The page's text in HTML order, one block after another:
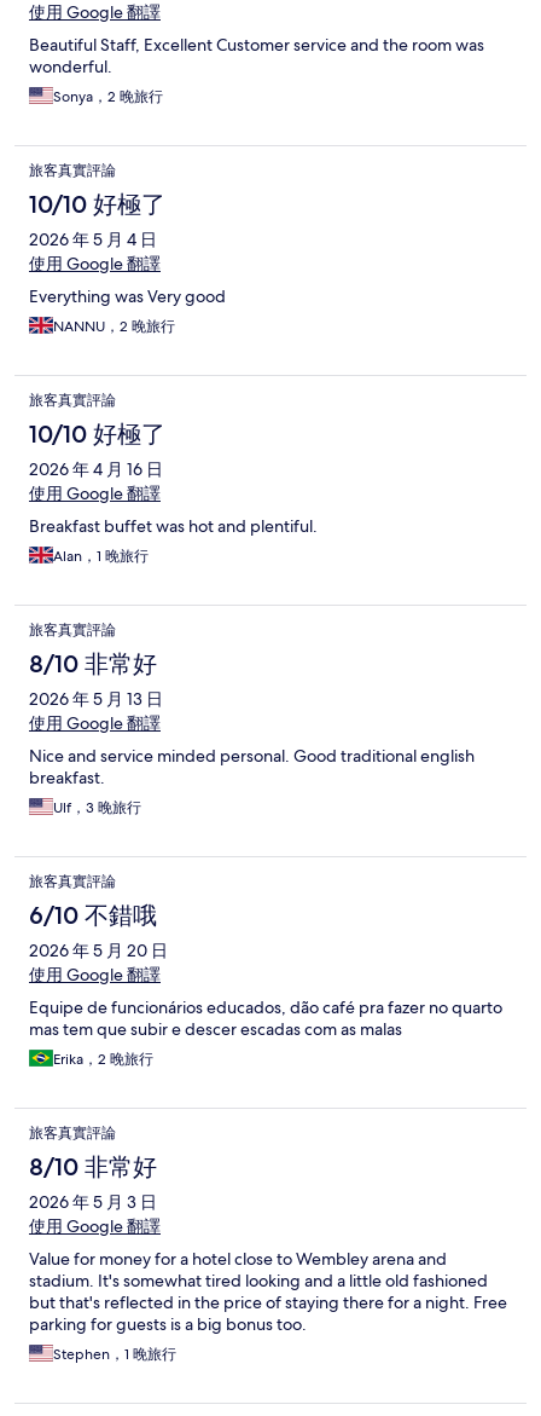
使用 Google 翻譯
Beautiful Staff, Excellent Customer service and the room was
wonderful.
Sonya，2 晚旅行
旅客真實評論
10/10 好極了
2026 年 5 月 4 日
使用 Google 翻譯
Everything was Very good
NANNU，2 晚旅行
旅客真實評論
10/10 好極了
2026 年 4 月 16 日
使用 Google 翻譯
Breakfast buffet was hot and plentiful.
Alan，1 晚旅行
旅客真實評論
8/10 非常好
2026 年 5 月 13 日
使用 Google 翻譯
Nice and service minded personal. Good traditional english
breakfast.
Ulf，3 晚旅行
旅客真實評論
6/10 不錯哦
2026 年 5 月 20 日
使用 Google 翻譯
Equipe de funcionários educados, dão café pra fazer no quarto
mas tem que subir e descer escadas com as malas
Erika，2 晚旅行
旅客真實評論
8/10 非常好
2026 年 5 月 3 日
使用 Google 翻譯
Value for money for a hotel close to Wembley arena and
stadium. It's somewhat tired looking and a little old fashioned
but that's reflected in the price of staying there for a night. Free
parking for guests is a big bonus too.
Stephen，1 晚旅行